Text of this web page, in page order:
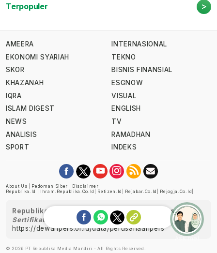
Terpopuler >
AMEERA
EKONOMI SYARIAH
SKOR
KHAZANAH
IQRA
ISLAM DIGEST
NEWS
ANALISIS
SPORT
INTERNASIONAL
TEKNO
BISNIS FINANSIAL
ESGNOW
VISUAL
ENGLISH
TV
RAMADHAN
INDEKS
About Us Pedoman Siber
Disclaimer
Republika.id
Ihram.republika.co.id Retizen.id Rejabar.co.id Rejogja.co.id
Republika telah diverifikasi oleh Dewan Pers
Sertifikat Nomor 1058/DP-Verifikasi/K/XII/2022
https://dewanpers.or.id/data/perusahaanpers
© 2026 PT Republika Media Mandiri - All Rights Reserved.
Ask me!